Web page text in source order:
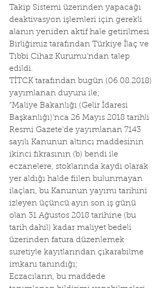
Takip Sistemi üzerinden yapacağı
deaktivasyon işlemleri için gerekli
alanın yeniden aktif hale getirilmesi
Birliğimiz tarafından Türkiye İlaç ve
Tıbbi Cihaz Kurumu’ndan talep
edildi.
TİTCK tarafından bugün (06.08.2018)
yayımlanan duyuru ile;
“Maliye Bakanlığı (Gelir İdaresi
Başkanlığı)’nca 26 Mayıs 2018 tarihli
Resmi Gazete'de yayımlanan 7143
sayılı Kanunun altıncı maddesinin
ikinci fıkrasının (b) bendi ile
eczanelere, stoklarında kaydı olarak
yer aldığı halde fiilen bulunmayan
ilaçları, bu Kanunun yayımı tarihini
izleyen üçüncü ayın son iş günü
olan 31 Ağustos 2018 tarihine (bu
tarih dahil) kadar maliyet bedeli
üzerinden fatura düzenlemek
suretiyle kayıtlarından çıkarabilme
imkanı tanındığı;
Eczacıların, bu maddede